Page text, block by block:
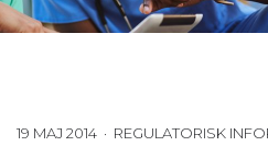
19 MAJ 2014 · REGULATORISK